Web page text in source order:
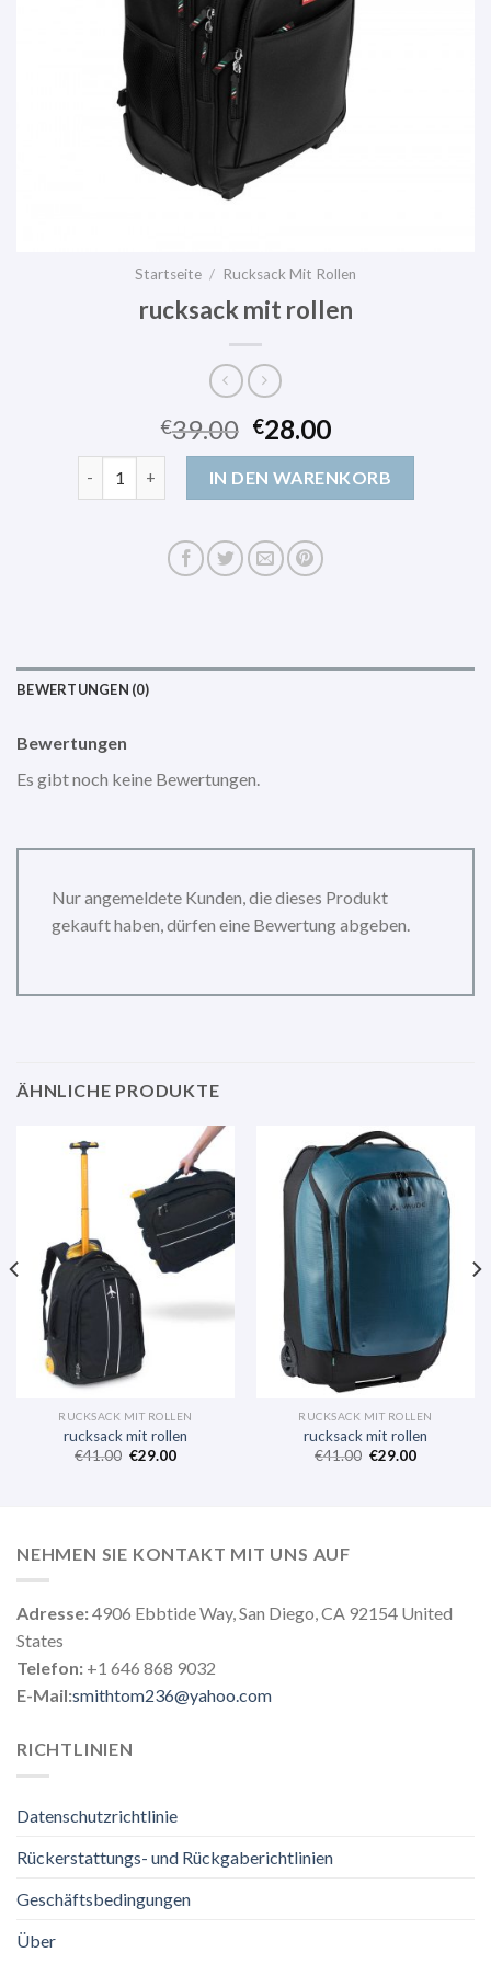
Startseite / Rucksack Mit Rollen
rucksack mit rollen
€39.00 €28.00
IN DEN WARENKORB
BEWERTUNGEN (0)
Bewertungen
Es gibt noch keine Bewertungen.
Nur angemeldete Kunden, die dieses Produkt
gekauft haben, dürfen eine Bewertung abgeben.
ÄHNLICHE PRODUKTE
RUCKSACK MIT ROLLEN
rucksack mit rollen
€41.00 €29.00
RUCKSACK MIT ROLLEN
rucksack mit rollen
€41.00 €29.00
NEHMEN SIE KONTAKT MIT UNS AUF
Adresse:4906 Ebbtide Way, San Diego, CA 92154 United
States
Telefon: +1 646 868 9032
E-Mail:smithtom236@yahoo.com
RICHTLINIEN
Datenschutzrichtlinie
Rückerstattungs- und Rückgaberichtlinien
Geschäftsbedingungen
Über